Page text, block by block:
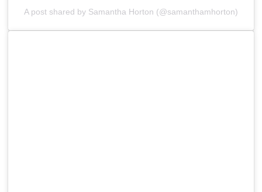
A post shared by Samantha Horton (@samanthamhorton)